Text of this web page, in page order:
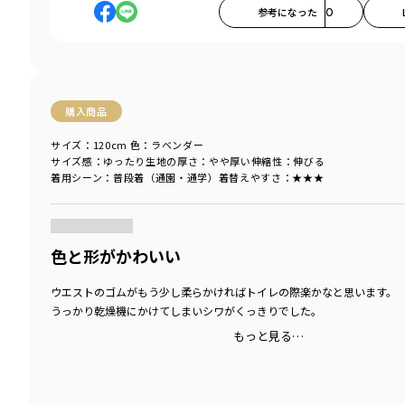
参考になった 0
購入商品
サイズ感 ：ゆったり 生地の厚さ ：やや厚い伸縮性 ：伸びる
着用シーン ：普段着（通園・通学） 着替えやすさ ：★★★
サイズ：120cm 色：ラベンダー
色と形がかわいい
ウエストのゴムがもう少し柔らかければトイレの際楽かなと思います。
うっかり乾燥機にかけてしまいシワがくっきりでした。
もっと見る…